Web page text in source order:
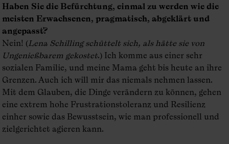
Haben Sie die Befürchtung, einmal zu werden wie die
meisten Erwachsenen, pragmatisch, abgeklärt und
angepasst?
Nein! (Lena Schilling schüttelt sich, als hätte sie von
Ungenießbarem gekostet.) Ich komme aus einer sehr
sozialen Familie, und meine Mama geht bis heute an ihre
Grenzen. Auch ich will mir das niemals nehmen lassen.
Mit dem Glauben, die Dinge verändern zu können, gehen
eine extrem hohe Frustrationstoleranz und Resilienz
einher sowie das Bewusstsein, wie man professionell und
zielgerichtet agieren kann.